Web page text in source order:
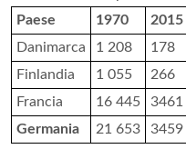
Paese
1970
2015
Danimarca
1 208
178
Finlandia
1 055
266
Francia
16 445
3461
Germania
21 653 3459